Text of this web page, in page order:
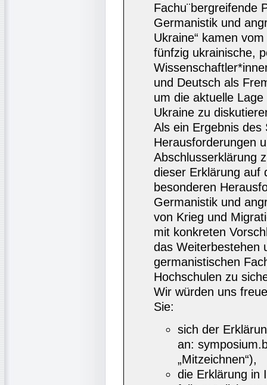
Fachu¨bergreifende
Germanistik und
Ukraine“ kamen
fünfzig ukrainische,
und Deutsch als
um die aktuelle
Ukraine zu
Als ein Ergebnis des
Herausforderungen
Abschlusserklärung
dieser Erklärung auf
besonderen
Germanistik und
von Krieg und
mit konkreten
das Weiterbestehen
germanistischen
Hochschulen zu
Wir würden uns
Sie:
sich der
an:
„Mitzeichnen“),
die Erklärung in